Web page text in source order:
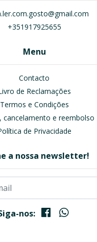
+351917925655
Menu
Contacto
de Reclamações
Termos e Condições
cancelamento e reembolso
de Privacidade
a nossa newsletter!
nos: